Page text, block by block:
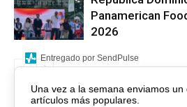
Panamerican
2026
Una vez a la semana enviamos
artículos más populares.
Entregado por SendPulse